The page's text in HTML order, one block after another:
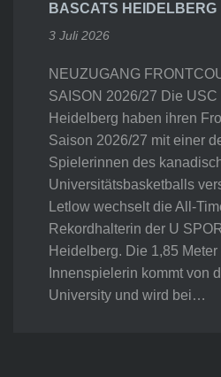
BASCATS HEIDELBERG
3 Juli 2026
NEUZUGANG
SAISON 2026/27 Die USC
Heidelberg haben ihren
Saison 2026/27 mit einer
Spielerinnen des
Universitätsbasketballs
Letlow wechselt die All-
Rekordhalterin der U
Heidelberg. Die 1,85 Meter
Innenspielerin kommt von
University und wird bei…